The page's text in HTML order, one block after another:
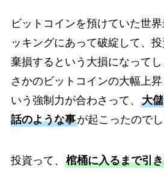
ビットコインを預けていた世
ッキングにあって破綻して、
棄損するという大損になって
さかのビットコインの大幅上
いう強制力が合わさって、 大
話のような事が起こったのでし
投資って、 棺桶に入るまで引